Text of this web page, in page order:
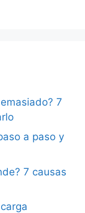
7
a paso y
7 causas